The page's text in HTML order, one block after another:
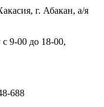
г. Абакан, а/я
9-00 до 18-00,
688